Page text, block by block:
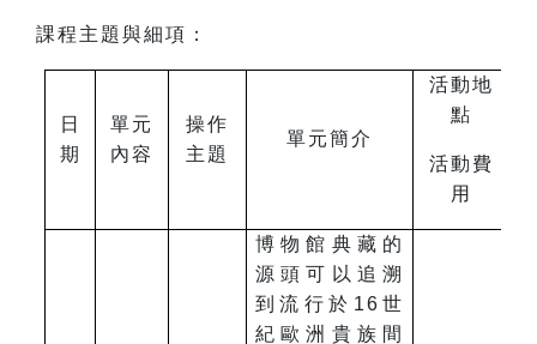
課程主題與細項：
日
期
單元
內容
操作
主題
單元簡介
活動地
點
活動費
用
博物館典藏的
源頭可以追溯
到流行於16世
紀歐洲貴族間